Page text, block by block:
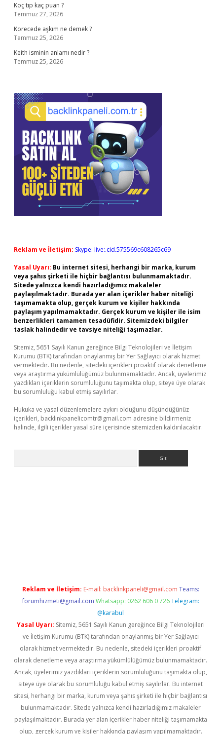
Koç tıp kaç puan ?
Temmuz 27, 2026
Korecede aşkım ne demek ?
Temmuz 25, 2026
Keith isminin anlamı nedir ?
Temmuz 25, 2026
Reklam ve İletişim: Skype: live:.cid.575569c608265c69
Yasal Uyarı: Bu internet sitesi, herhangi bir marka, kurum
veya şahıs şirketi ile hiçbir bağlantısı bulunmamaktadır.
Sitede yalnızca kendi hazırladığımız makaleler
paylaşılmaktadır. Burada yer alan içerikler haber niteliği
taşımamakta olup, gerçek kurum ve kişiler hakkında
paylaşım yapılmamaktadır. Gerçek kurum ve kişiler ile isim
benzerlikleri tamamen tesadüfidir. Sitemizdeki bilgiler
taslak halindedir ve tavsiye niteliği taşımazlar.
Sitemiz, 5651 Sayılı Kanun gereğince Bilgi Teknolojileri ve İletişim
Kurumu (BTK) tarafından onaylanmış bir Yer Sağlayıcı olarak hizmet
vermektedir. Bu nedenle, sitedeki içerikleri proaktif olarak denetleme
veya araştırma yükümlülüğümüz bulunmamaktadır. Ancak, üyelerimiz
yazdıkları içeriklerin sorumluluğunu taşımakta olup, siteye üye olarak
bu sorumluluğu kabul etmiş sayılırlar.
Hukuka ve yasal düzenlemelere aykırı olduğunu düşündüğünüz
içerikleri, backlinkpanelicomtr@gmail.com adresine bildirmeniz
halinde, ilgili içerikler yasal süre içerisinde sitemizden kaldırılacaktır.
Reklam ve İletişim: E-mail: backlinkpaneli@gmail.com Teams:
forumhizmeti@gmail.com Whatsapp: 0262 606 0 726 Telegram:
@karabul
Yasal Uyarı: Sitemiz, 5651 Sayılı Kanun gereğince Bilgi Teknolojileri
ve İletişim Kurumu (BTK) tarafından onaylanmış bir Yer Sağlayıcı
olarak hizmet vermektedir. Bu nedenle, sitedeki içerikleri proaktif
olarak denetleme veya araştırma yükümlülüğümüz bulunmamaktadır.
Ancak, üyelerimiz yazdıkları içeriklerin sorumluluğunu taşımakta olup,
siteye üye olarak bu sorumluluğu kabul etmiş sayılırlar. Bu internet
sitesi, herhangi bir marka, kurum veya şahıs şirketi ile hiçbir bağlantısı
bulunmamaktadır. Sitede yalnızca kendi hazırladığımız makaleler
paylaşılmaktadır. Burada yer alan içerikler haber niteliği taşımamakta
olup, gerçek kurum ve kişiler hakkında paylaşım yapılmamaktadır.